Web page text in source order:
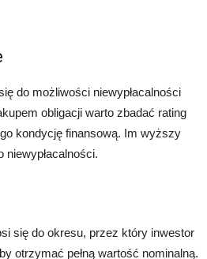
do możliwości niewypłacalności
obligacji warto zbadać rating
kondycję finansową. Im wyższy
się do okresu, przez który inwestor
otrzymać pełną wartość nominalną.